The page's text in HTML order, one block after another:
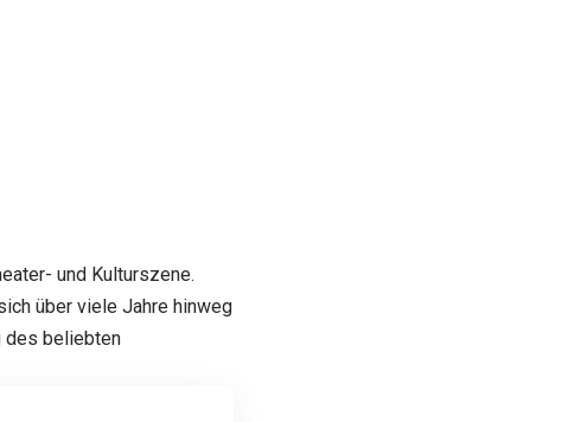
und Kulturszene.
über viele Jahre hinweg
des beliebten